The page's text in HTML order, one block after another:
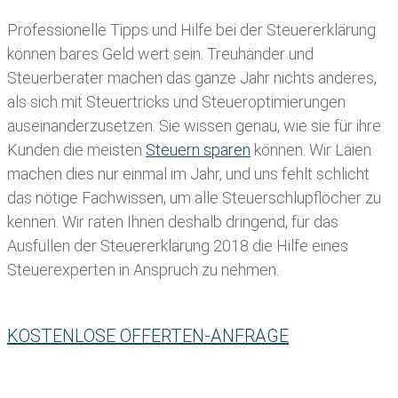
Professionelle Tipps und Hilfe bei der Steuererklärung
können bares Geld wert sein. Treuhänder und
Steuerberater machen das ganze Jahr nichts anderes,
als sich mit Steuertricks und Steueroptimierungen
auseinanderzusetzen. Sie wissen genau, wie sie für ihre
Kunden die meisten Steuern sparen können. Wir Laien
machen dies nur einmal im Jahr, und uns fehlt schlicht
das nötige Fachwissen, um alle Steuerschlupflöcher zu
kennen. Wir raten Ihnen deshalb dringend, für das
Ausfüllen der Steuererklärung 2018 die Hilfe eines
Steuerexperten in Anspruch zu nehmen.
KOSTENLOSE OFFERTEN-ANFRAGE